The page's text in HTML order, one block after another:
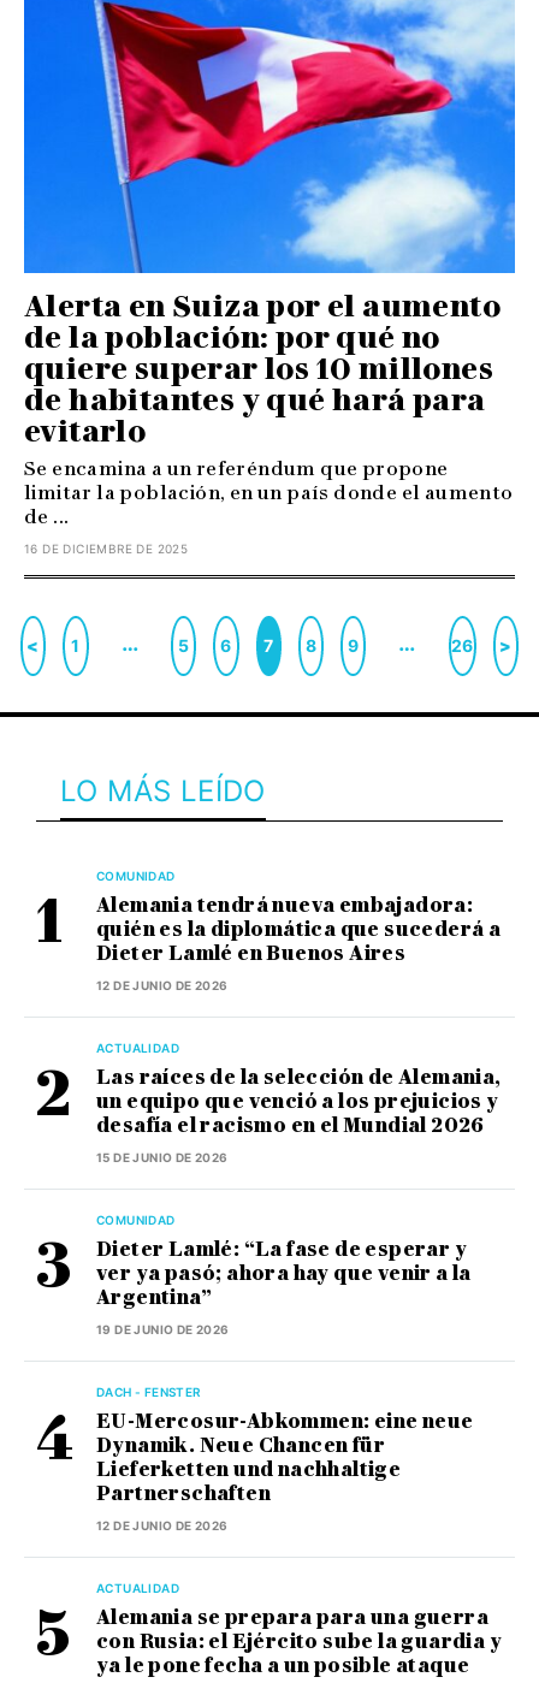
Alerta en Suiza por el aumento
de la población: por qué no
quiere superar los 10 millones
de habitantes y qué hará para
evitarlo
Se encamina a un referéndum que propone
limitar la población, en un país donde el aumento
de ...
16 DE DICIEMBRE DE 2025
< 1 … 5 6 7 8 9 … 26 >
LO MÁS LEÍDO
COMUNIDAD
Alemania tendrá nueva embajadora:
quién es la diplomática que sucederá a
Dieter Lamlé en Buenos Aires
12 DE JUNIO DE 2026
ACTUALIDAD
Las raíces de la selección de Alemania,
un equipo que venció a los prejuicios y
desafía el racismo en el Mundial 2026
15 DE JUNIO DE 2026
COMUNIDAD
Dieter Lamlé: “La fase de esperar y
ver ya pasó; ahora hay que venir a la
Argentina”
19 DE JUNIO DE 2026
DACH - FENSTER
EU-Mercosur-Abkommen: eine neue
Dynamik. Neue Chancen für
Lieferketten und nachhaltige
Partnerschaften
12 DE JUNIO DE 2026
ACTUALIDAD
Alemania se prepara para una guerra
con Rusia: el Ejército sube la guardia y
ya le pone fecha a un posible ataque